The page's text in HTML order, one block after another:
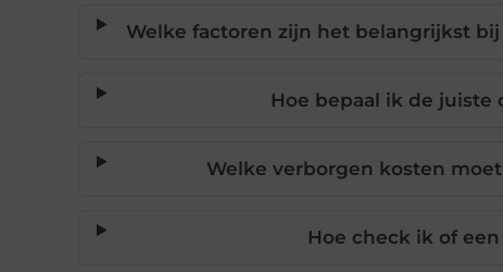
Welke factoren zijn het belangrijkst
Hoe bepaal ik de juiste
Welke verborgen kosten
Hoe check ik of